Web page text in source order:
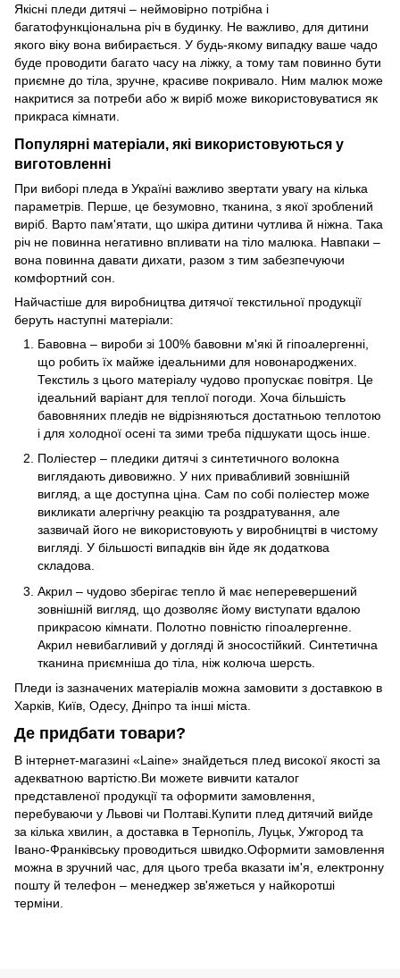
Якісні пледи дитячі – неймовірно потрібна і
багатофункціональна річ в будинку. Не важливо, для дитини
якого віку вона вибирається. У будь-якому випадку ваше чадо
буде проводити багато часу на ліжку, а тому там повинно бути
приємне до тіла, зручне, красиве покривало. Ним малюк може
накритися за потреби або ж виріб може використовуватися як
прикраса кімнати.
Популярні матеріали, які використовуються у
виготовленні
При виборі пледа в Україні важливо звертати увагу на кілька
параметрів. Перше, це безумовно, тканина, з якої зроблений
виріб. Варто пам'ятати, що шкіра дитини чутлива й ніжна. Така
річ не повинна негативно впливати на тіло малюка. Навпаки –
вона повинна давати дихати, разом з тим забезпечуючи
комфортний сон.
Найчастіше для виробництва дитячої текстильної продукції
беруть наступні матеріали:
Бавовна – вироби зі 100% бавовни м'які й гіпоалергенні,
що робить їх майже ідеальними для новонароджених.
Текстиль з цього матеріалу чудово пропускає повітря. Це
ідеальний варіант для теплої погоди. Хоча більшість
бавовняних пледів не відрізняються достатньою теплотою
і для холодної осені та зими треба підшукати щось інше.
Поліестер – пледики дитячі з синтетичного волокна
виглядають дивовижно. У них привабливий зовнішній
вигляд, а ще доступна ціна. Сам по собі поліестер може
викликати алергічну реакцію та роздратування, але
зазвичай його не використовують у виробництві в чистому
вигляді. У більшості випадків він йде як додаткова
складова.
Акрил – чудово зберігає тепло й має неперевершений
зовнішній вигляд, що дозволяє йому виступати вдалою
прикрасою кімнати. Полотно повністю гіпоалергенне.
Акрил невибагливий у догляді й зносостійкий. Синтетична
тканина приємніша до тіла, ніж колюча шерсть.
Пледи із зазначених матеріалів можна замовити з доставкою в
Харків, Київ, Одесу, Дніпро та інші міста.
Де придбати товари?
В інтернет-магазині «Laine» знайдеться плед високої якості за
адекватною вартістю.Ви можете вивчити каталог
представленої продукції та оформити замовлення,
перебуваючи у Львові чи Полтаві.Купити плед дитячий вийде
за кілька хвилин, а доставка в Тернопіль, Луцьк, Ужгород та
Івано-Франківську проводиться швидко.Оформити замовлення
можна в зручний час, для цього треба вказати ім'я, електронну
пошту й телефон – менеджер зв'яжеться у найкоротші
терміни.